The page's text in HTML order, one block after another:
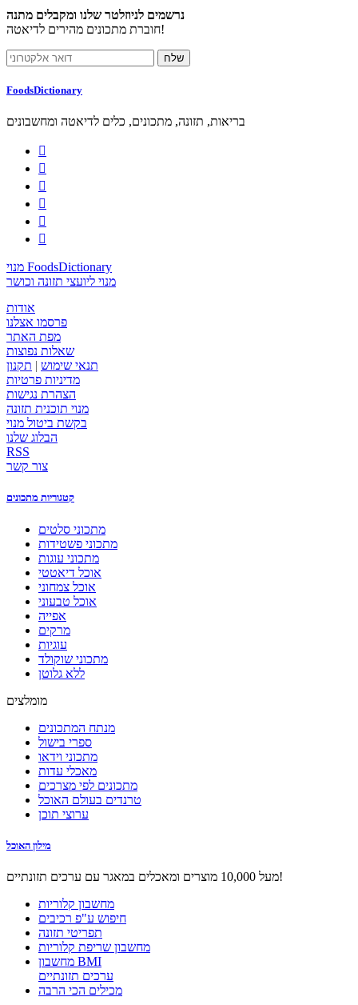
נרשמים לניוזלטר שלנו ומקבלים מתנה
חוברת מתכונים מהירים לדיאטה!
FoodsDictionary
בריאות, תזונה, מתכונים, כלים לדיאטה ומחשבונים






מנוי FoodsDictionary
מנוי ליועצי תזונה וכושר
אודות
פרסמו אצלנו
מפת האתר
שאלות נפוצות
תנאי שימוש | תקנון
מדיניות פרטיות
הצהרת נגישות
מנוי תוכנית תזונה
בקשת ביטול מנוי
הבלוג שלנו
RSS
צור קשר
קטגוריות מתכונים
מתכוני סלטים
מתכוני פשטידות
מתכוני עוגות
אוכל דיאטטי
אוכל צמחוני
אוכל טבעוני
אפייה
מרקים
עוגיות
מתכוני שוקולד
ללא גלוטן
מומלצים
מנתח המתכונים
ספרי בישול
מתכוני וידאו
מאכלי עדות
מתכונים לפי מצרכים
טרנדים בעולם האוכל
ערוצי תוכן
מילון האוכל
מעל 10,000 מוצרים ומאכלים במאגר עם ערכים תזונתיים!
מחשבון קלוריות
חיפוש ע"פ רכיבים
תפריטי תזונה
מחשבון שריפת קלוריות
מחשבון BMI
ערכים תזונתיים
מכילים הכי הרבה